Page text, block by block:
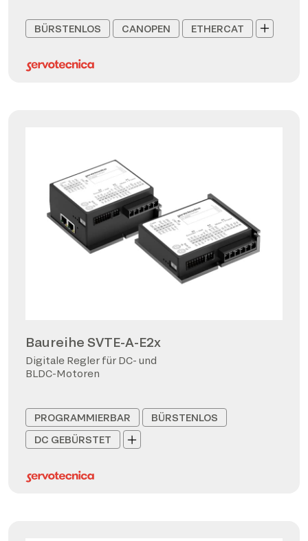
BÜRSTENLOS CANOPEN ETHERCAT
Baureihe SVTE-A-E2x
Digitale Regler für DC- und
BLDC-Motoren
PROGRAMMIERBAR
BÜRSTENLOS
DC GEBÜRSTET